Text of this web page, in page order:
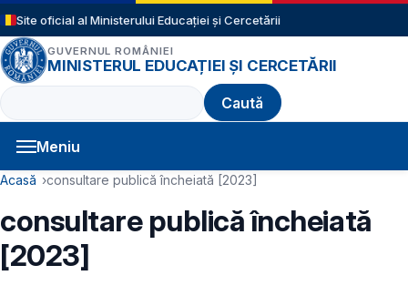
Sari la conținutul principal
Site oficial al Ministerului Educației și Cercetării
GUVERNUL ROMÂNIEI
MINISTERUL EDUCAȚIEI ȘI CERCETĂRII
Caută
Meniu
Navigație principală
Cale de navigare
Acasă consultare publică încheiată [2023]
consultare publică încheiată
[2023]